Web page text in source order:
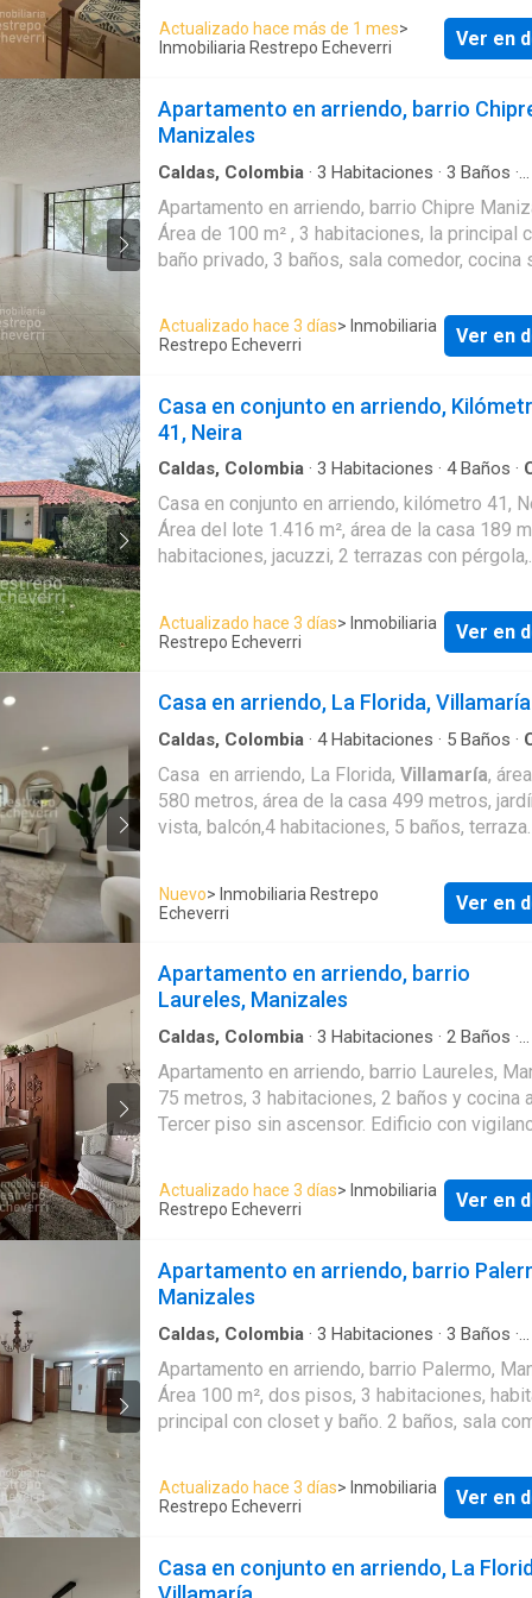
terraza, cocina integral abierta con barra
zona de ropas independiente y 2
cubiertos independientes. Edificio con
tipo lobby, parqueadero para visitantes. Cita previa
314 350---- - 318 735---- - 311 654---- - 322
-
Actualizado hace más de 1 mes>
Inmobiliaria Restrepo Echeverri
Ver en
Apartamento en arriendo, barrio
Manizales
Caldas, Colombia · 3 Habitaciones · 3 Baños ·
Apartamento en arriendo, barrio Chipre
Área de 100 m² , 3 habitaciones, la principal
baño privado, 3 baños, sala comedor, cocina
en el garaje. Valor del canon incluye administración
Cita previa 311 530---- - 311 654---- - 311
Actualizado hace 3 días> Inmobiliaria
Restrepo Echeverri
Ver en
Casa en conjunto en arriendo,
41, Neira
Caldas, Colombia · 3 Habitaciones · 4Baños ·
Casa en conjunto en arriendo, kilómetro 41,
Área del lote 1.416 m², área de la casa 189
habitaciones, jacuzzi, 2 terrazas con pérgola,
322 854---- - 314 350---- - 311 678---- -
- - 311 654---- - 312 461----
Actualizado hace 3 días> Inmobiliaria
Restrepo Echeverri
Ver en
Casa en arriendo, La Florida, Villamaría
Caldas, Colombia · 4Habitaciones · 5 Baños ·
integral· Gas natural· Vista panorámica·
privada
Casa en arriendo, La Florida, Villamaría,
580 metros, área de la casa 499 metros,
vista, balcón,4 habitaciones, 5 baños, terraza
854---- - 311 678---- - 311 676---- - 311
- 312 461----
Nuevo> Inmobiliaria Restrepo
Echeverri
Ver en
Apartamento en arriendo, barrio
Laureles, Manizales
Caldas, Colombia · 3 Habitaciones · 2 Baños ·
privada
Apartamento en arriendo, barrio Laureles,
75 metros, 3 habitaciones, 2 baños y cocina
Tercer piso sin ascensor. Edificio con
--- - 322 854---- - 311530----- 312461----
Actualizado hace 3 días> Inmobiliaria
Restrepo Echeverri
Ver en
Apartamento en arriendo, barrio
Manizales
Caldas, Colombia · 3 Habitaciones · 3 Baños ·
Apartamento en arriendo, barrio Palermo,
Área 100 m², dos pisos, 3 habitaciones,
principal con closet y baño. 2 baños, sala
parqueadero cubierto y depósito. Vigilancia
videoportero. Primer piso. Edificio sin ascensor.
previa 311 678---- – 311676---- - 314
Actualizado hace 3 días> Inmobiliaria
Restrepo Echeverri
Ver en
Casa en conjunto en arriendo, La